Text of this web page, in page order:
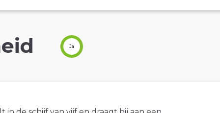
Ja